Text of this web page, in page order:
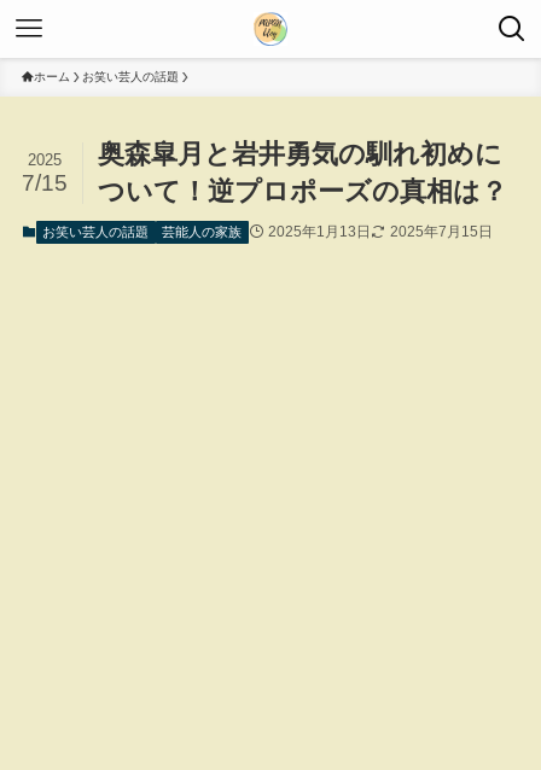
ホーム お笑い芸人の話題
奥森皐月と岩井勇気の馴れ初めに
ついて！逆プロポーズの真相は？
2025
7/15
お笑い芸人の話題 芸能人の家族 2025年1月13日 2025年7月15日